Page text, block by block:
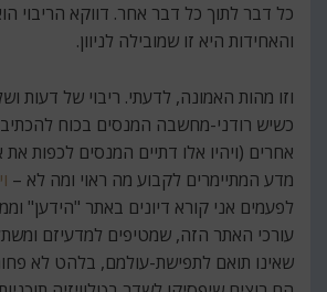
כל דבר לתוך כל דבר אחר. דווקא הריבוי
והאחידות היא זו שמובילה לניוון.
וזו מהות האמונה, לדעתי. ריבוי של דעות
כשיש רודני-מחשבה המנסים בכוח
אחרים (ויהיו אלו דתיים המנסים לכפות
מדע המתיימרים לקבוע מה ראוי ומה לא –
לפעמים אני קורא דיונים באתר "הידען"
עורכי האתר הזה, שמטיפים למדעיזם
שאינו תואם לתפישת-עולמם, בלהט לא